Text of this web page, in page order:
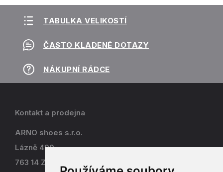
TABULKA VELIKOSTÍ
ČASTO KLADENÉ DOTAZY
NÁKUPNÍ RÁDCE
Kontakt a prodejna
ARNO shoes s.r.o.
Lázně 490
763 14 Zlín - Kostelec